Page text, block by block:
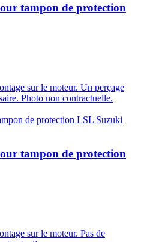
tampon de protection
sur le moteur. Un perçage
Photo non contractuelle.
tampon de protection
sur le moteur. Pas de